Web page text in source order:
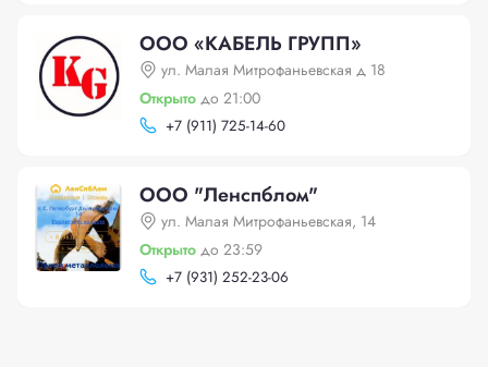
ООО «КАБЕЛЬ ГРУПП»
ул. Малая Митрофаньевская д 18
Открыто до 21:00
+7 (911) 725-14-60
ООО "Ленспблом"
ул. Малая Митрофаньевская, 14
Открыто до 23:59
+7 (931) 252-23-06